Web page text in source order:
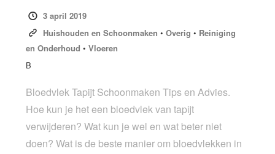
3 april 2019
Huishouden en Schoonmaken • Overig • Reiniging
en Onderhoud •Vloeren
B
Bloedvlek Tapijt Schoonmaken Tips en Advies.
Hoe kun je het een bloedvlek van tapijt
verwijderen? Wat kun je wel en wat beter niet
doen? Wat is de beste manier om bloedvlekken in